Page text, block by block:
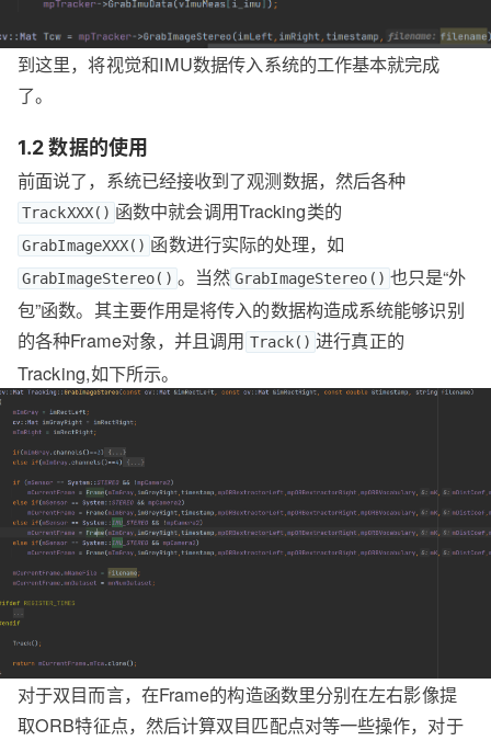
到这里，将视觉和IMU数据传入系统的工作基本就完成
了。
1.2 数据的使用
前面说了，系统已经接收到了观测数据，然后各种
TrackXXX() 函数中就会调用Tracking类的
GrabImageXXX() 函数进行实际的处理，如
GrabImageStereo() 。当然 GrabImageStereo() 也只是“外
包”函数。其主要作用是将传入的数据构造成系统能够识别
的各种Frame对象，并且调用 Track() 进行真正的
Tracking,如下所示。
对于双目而言，在Frame的构造函数里分别在左右影像提
取ORB特征点，然后计算双目匹配点对等一些操作，对于